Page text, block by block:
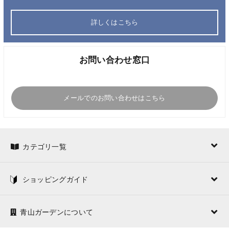
詳しくはこちら
お問い合わせ窓口
メールでのお問い合わせはこちら
カテゴリ一覧
ショッピングガイド
青山ガーデンについて